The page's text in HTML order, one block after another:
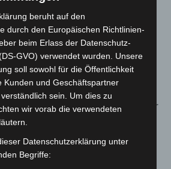
Oper im Maschpark
Langenhagen 2026:
Feuerwehr und Rettung
erleben
Polizei setzt Gaming-Koffer
ein
beruht auf den
durch den Europäischen Richtlinien-
beim Erlass der Datenschutz-
GVO) verwendet wurden. Unsere
soll sowohl für die Öffentlichkeit
Kunden und Geschäftspartner
sein. Um dies zu
wir vorab die verwendeten
Datenschutzerklärung unter
Begriffe: